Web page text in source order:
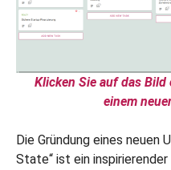
Klicken Sie auf das Bild
einem
Die Gründung eines neuen
State“ ist ein